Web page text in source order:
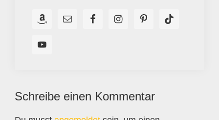
Leser-
Interaktionen
Schreibe einen Kommentar